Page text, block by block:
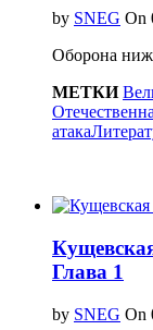
by SNEG On
Оборона
МЕТКИ
атака
Глава 1
by SNEG On